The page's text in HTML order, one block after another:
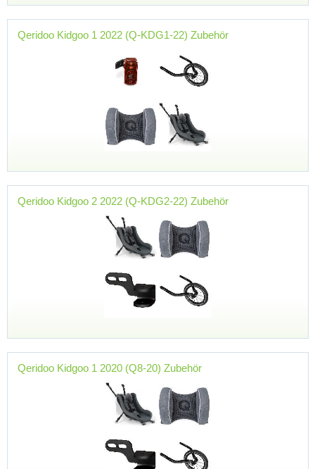
Qeridoo Kidgoo 1 2022 (Q-KDG1-22) Zubehör
Qeridoo Kidgoo 2 2022 (Q-KDG2-22) Zubehör
Qeridoo Kidgoo 1 2020 (Q8-20) Zubehör